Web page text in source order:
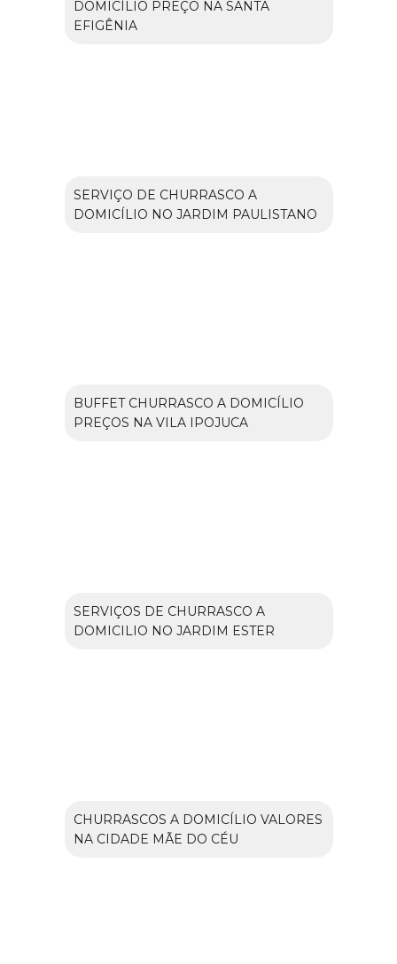
DOMICÍLIO PREÇO NA SANTA
EFIGÊNIA
SERVIÇO DE CHURRASCO A
DOMICÍLIO NO JARDIM PAULISTANO
BUFFET CHURRASCO A DOMICÍLIO
PREÇOS NA VILA IPOJUCA
SERVIÇOS DE CHURRASCO A
DOMICILIO NO JARDIM ESTER
CHURRASCOS A DOMICÍLIO VALORES
NA CIDADE MÃE DO CÉU